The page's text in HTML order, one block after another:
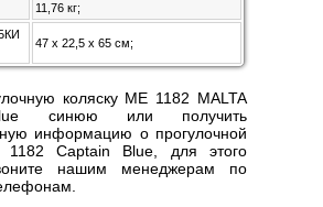
11,76 кг;
47 x 22,5 x 65 см;
коляску ME 1182 MALTA
синюю или получить
информацию о прогулочной
1182 Captain Blue, для этого
нашим менеджерам по